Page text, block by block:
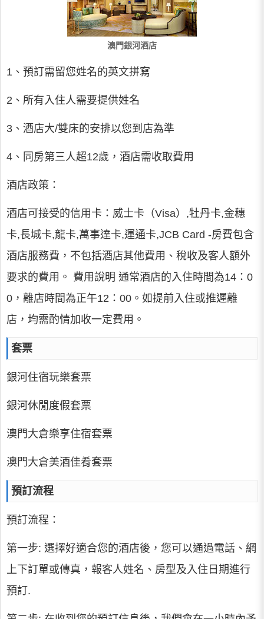
澳門銀河酒店
1、預訂需留您姓名的英文拼寫
2、所有入住人需要提供姓名
3、酒店大/雙床的安排以您到店為準
4、同房第三人超12歲，酒店需收取費用
酒店政策：
酒店可接受的信用卡：威士卡（Visa）,牡丹卡,金穗
卡,長城卡,龍卡,萬事達卡,運通卡,JCB Card -房費包含
酒店服務費，不包括酒店其他費用、稅收及客人額外
要求的費用。 費用說明 通常酒店的入住時間為14：0
0，離店時間為正午12：00。如提前入住或推遲離
店，均需酌情加收一定費用。
套票
銀河住宿玩樂套票
銀河休閒度假套票
澳門大倉樂享住宿套票
澳門大倉美酒佳肴套票
預訂流程
預訂流程：
第一步: 選擇好適合您的酒店後，您可以通過電話、網
上下訂單或傳真，報客人姓名、房型及入住日期進行
預訂.